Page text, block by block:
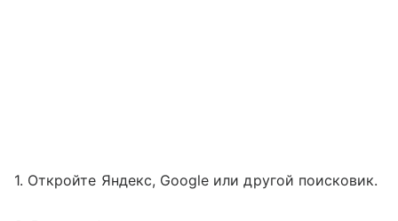
1. Откройте Яндекс, Google или другой поисковик.